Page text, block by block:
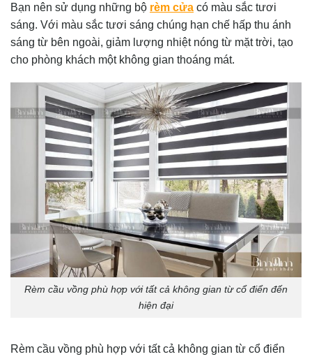
Bạn nên sử dụng những bộ rèm cửa có màu sắc tươi
sáng. Với màu sắc tươi sáng chúng hạn chế hấp thu ánh
sáng từ bên ngoài, giảm lượng nhiệt nóng từ mặt trời, tạo
cho phòng khách một không gian thoáng mát.
Rèm cầu vồng phù hợp với tất cả không gian từ cổ điển đến
hiện đại
Rèm cầu vồng phù hợp với tất cả không gian từ cổ điển